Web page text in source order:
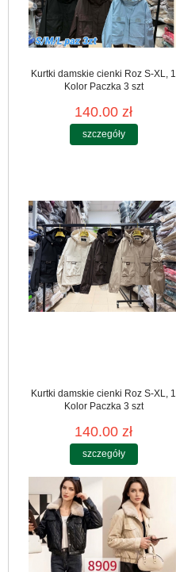
Kurtki damskie cienki Roz S-XL, 1
Kolor Paczka 3 szt
140.00 zł
szczegóły
Kurtki damskie cienki Roz S-XL, 1
Kolor Paczka 3 szt
140.00 zł
szczegóły